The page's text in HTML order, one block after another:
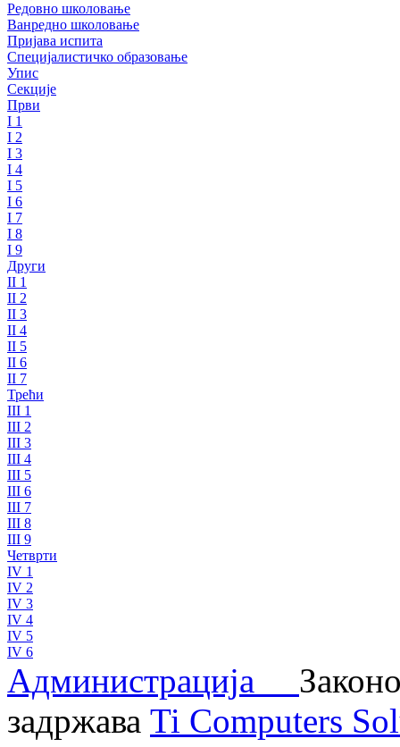
Редовно школовање
Ванредно школовање
Пријава испита
Специјалистичко образовање
Упис
Секције
Први
I 1
I 2
I 3
I 4
I 5
I 6
I 7
I 8
I 9
Други
II 1
II 2
II 3
II 4
II 5
II 6
II 7
Трећи
III 1
III 2
III 3
III 4
III 5
III 6
III 7
III 8
III 9
Четврти
IV 1
IV 2
IV 3
IV 4
IV 5
IV 6
Администрација
задржава Ti Computers